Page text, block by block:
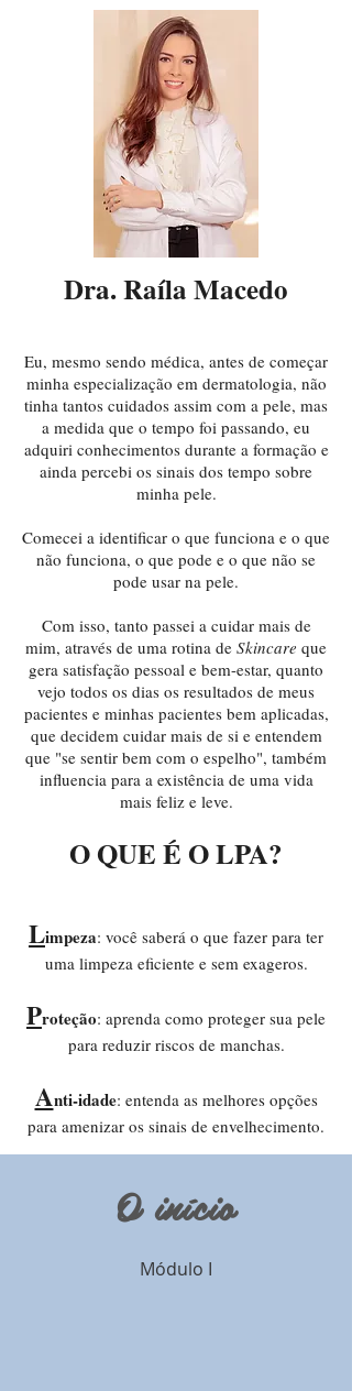
Dra. Raíla Macedo
Eu, mesmo sendo médica, antes de começar
minha especialização em dermatologia, não
tinha tantos cuidados assim com a pele, mas
a medida que o tempo foi passando, eu
adquiri conhecimentos durante a formação e
ainda percebi os sinais dos tempo sobre
minha pele.
Comecei a identificar o que funciona e o que
não funciona, o que pode e o que não se
pode usar na pele.
Com isso, tanto passei a cuidar mais de
mim, através de uma rotina de Skincare que
gera satisfação pessoal e bem-estar, quanto
vejo todos os dias os resultados de meus
pacientes e minhas pacientes bem aplicadas,
que decidem cuidar mais de si e entendem
que "se sentir bem com o espelho", também
influencia para a existência de uma vida
mais feliz e leve.
O QUE É O LPA?​
Limpeza: você saberá o que fazer para ter
uma limpeza eficiente e sem exageros.
Proteção: aprenda como proteger sua pele
para reduzir riscos de manchas.
Anti-idade: entenda as melhores opções
para amenizar os sinais de envelhecimento.
O início
Módulo I